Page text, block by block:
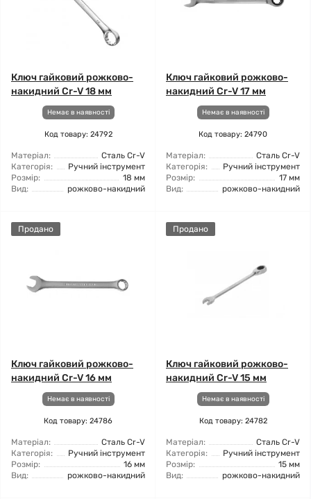
Ключ гайковий рожково-
накидний Cr-V 18 мм
Немає в наявності
Код товару: 24792
Матеріал:
Сталь Cr-V
Категорія:
Ручний інструмент
Розмір:
18 мм
Вид:
рожково-накидний
Ключ гайковий рожково-
накидний Cr-V 17 мм
Немає в наявності
Код товару: 24790
Матеріал:
Сталь Cr-V
Категорія:
Ручний інструмент
Розмір:
17 мм
Вид:
рожково-накидний
Продано
Ключ гайковий рожково-
накидний Cr-V 16 мм
Немає в наявності
Код товару: 24786
Матеріал:
Сталь Cr-V
Категорія:
Ручний інструмент
Розмір:
16 мм
Вид:
рожково-накидний
Продано
Ключ гайковий рожково-
накидний Cr-V 15 мм
Немає в наявності
Код товару: 24782
Матеріал:
Сталь Cr-V
Категорія:
Ручний інструмент
Розмір:
15 мм
Вид:
рожково-накидний